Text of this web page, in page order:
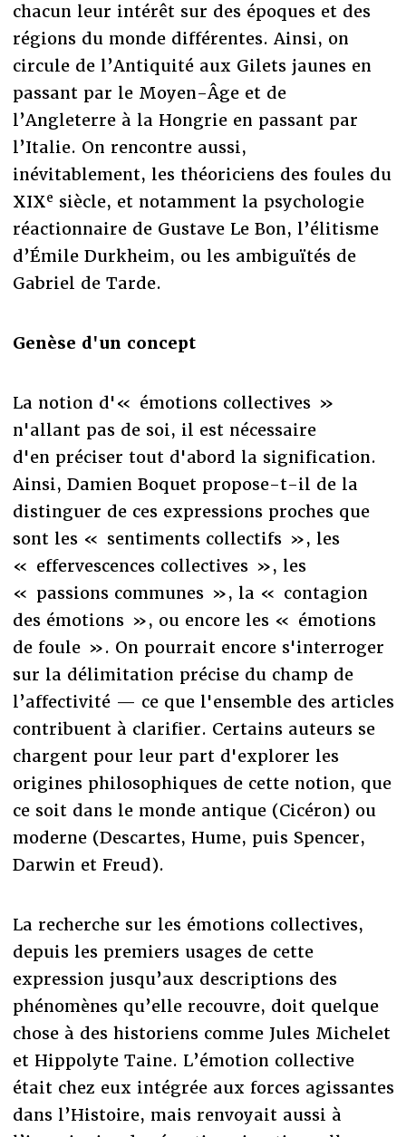
chacun leur intérêt sur des époques et des
régions du monde différentes. Ainsi, on
circule de l’Antiquité aux Gilets jaunes en
passant par le Moyen-Âge et de
l’Angleterre à la Hongrie en passant par
l’Italie. On rencontre aussi,
inévitablement, les théoriciens des foules du
XIXe siècle, et notamment la psychologie
réactionnaire de Gustave Le Bon, l’élitisme
d’Émile Durkheim, ou les ambiguïtés de
Gabriel de Tarde.
Genèse d'un concept
La notion d'« émotions collectives »
n'allant pas de soi, il est nécessaire
d'en préciser tout d'abord la signification.
Ainsi, Damien Boquet propose-t-il de la
distinguer de ces expressions proches que
sont les « sentiments collectifs », les
« effervescences collectives », les
« passions communes », la « contagion
des émotions », ou encore les « émotions
de foule ». On pourrait encore s'interroger
sur la délimitation précise du champ de
l’affectivité — ce que l'ensemble des articles
contribuent à clarifier. Certains auteurs se
chargent pour leur part d'explorer les
origines philosophiques de cette notion, que
ce soit dans le monde antique (Cicéron) ou
moderne (Descartes, Hume, puis Spencer,
Darwin et Freud).
La recherche sur les émotions collectives,
depuis les premiers usages de cette
expression jusqu’aux descriptions des
phénomènes qu’elle recouvre, doit quelque
chose à des historiens comme Jules Michelet
et Hippolyte Taine. L’émotion collective
était chez eux intégrée aux forces agissantes
dans l’Histoire, mais renvoyait aussi à